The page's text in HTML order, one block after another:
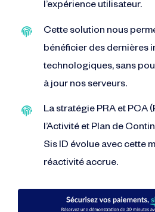
l’expérience utilisateur.
Cette solution nous
bénéficier des dernières
technologiques, sans
à jour nos serveurs.
La stratégie PRA et PCA
l’Activité et Plan de
Sis ID évolue avec cette
réactivité accrue.